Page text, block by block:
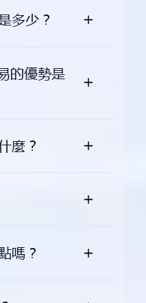
多少？
的優勢是
麼？
嗎？